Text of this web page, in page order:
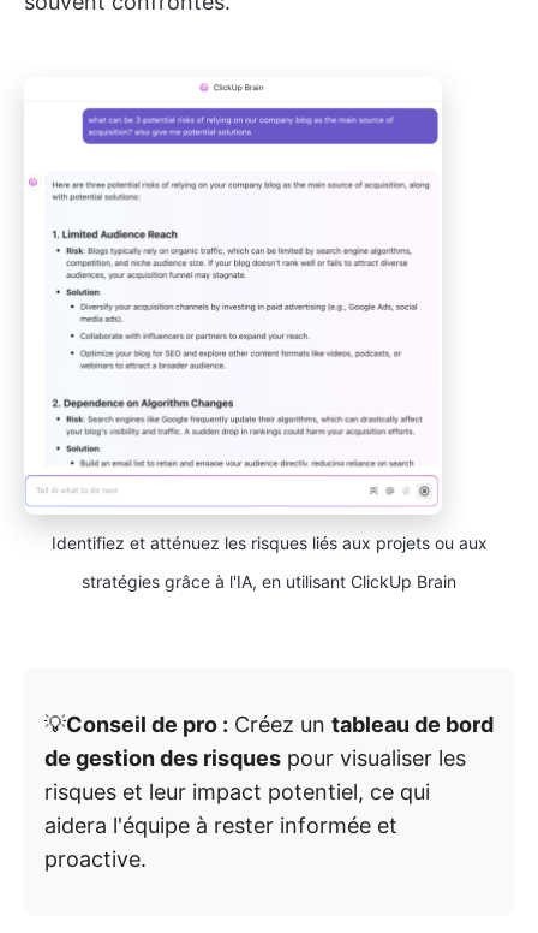
Identifiez et atténuez les risques liés aux projets ou aux
stratégies grâce à l'IA, en utilisant ClickUp Brain
💡Conseil de pro : Créez un tableau de bord
de gestion des risques pour visualiser les
risques et leur impact potentiel, ce qui
aidera l'équipe à rester informée et
proactive.